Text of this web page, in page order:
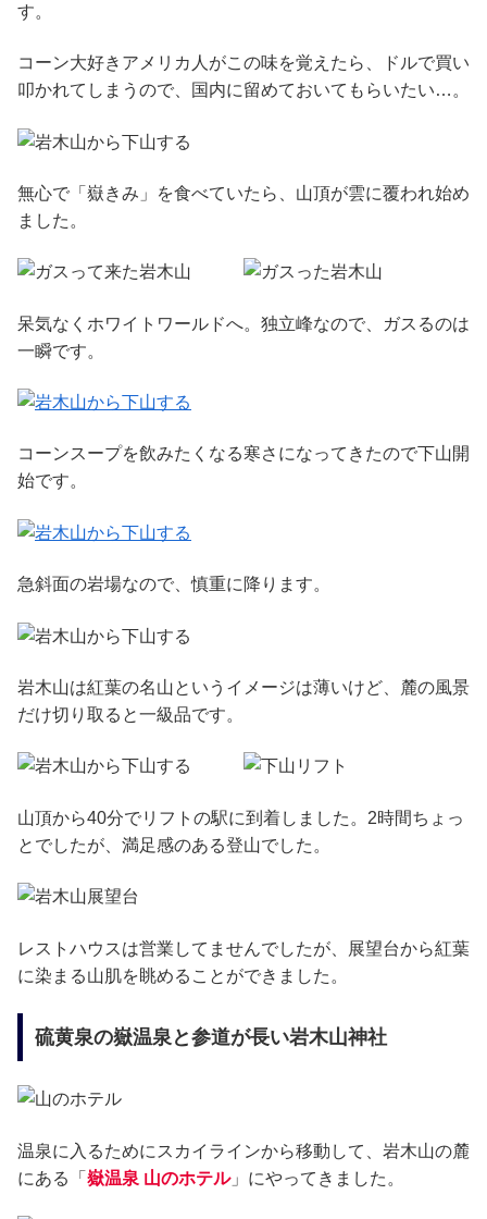
す。
コーン大好きアメリカ人がこの味を覚えたら、ドルで買い
叩かれてしまうので、国内に留めておいてもらいたい…。
無心で「嶽きみ」を食べていたら、山頂が雲に覆われ始め
ました。
呆気なくホワイトワールドへ。独立峰なので、ガスるのは
一瞬です。
コーンスープを飲みたくなる寒さになってきたので下山開
始です。
急斜面の岩場なので、慎重に降ります。
岩木山は紅葉の名山というイメージは薄いけど、麓の風景
だけ切り取ると一級品です。
山頂から40分でリフトの駅に到着しました。2時間ちょっ
とでしたが、満足感のある登山でした。
レストハウスは営業してませんでしたが、展望台から紅葉
に染まる山肌を眺めることができました。
硫黄泉の嶽温泉と参道が長い岩木山神社
温泉に入るためにスカイラインから移動して、岩木山の麓
にある「 嶽温泉 山のホテル」にやってきました。